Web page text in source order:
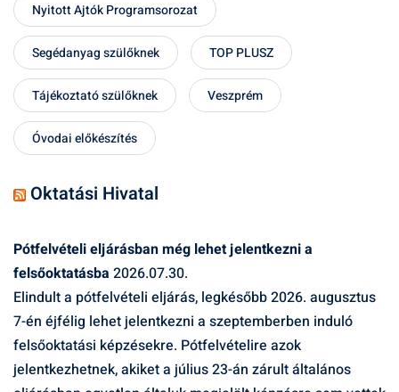
Nyitott Ajtók Programsorozat
Segédanyag szülőknek TOP PLUSZ
Tájékoztató szülőknek Veszprém
Óvodai előkészítés
Oktatási Hivatal
Pótfelvételi eljárásban még lehet jelentkezni a
felsőoktatásba 2026.07.30.
Elindult a pótfelvételi eljárás, legkésőbb 2026. augusztus
7-én éjfélig lehet jelentkezni a szeptemberben induló
felsőoktatási képzésekre. Pótfelvételire azok
jelentkezhetnek, akiket a július 23-án zárult általános